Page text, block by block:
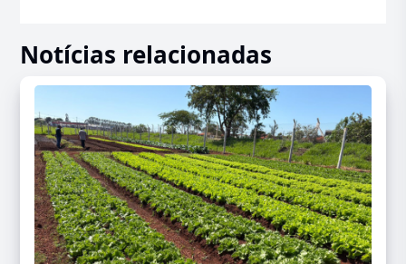
Notícias relacionadas